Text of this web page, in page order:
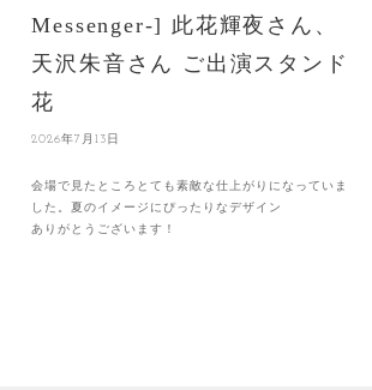
Messenger-] 此花輝夜さん、
天沢朱音さん ご出演スタンド
花
2026年7月13日
会場で見たところとても素敵な仕上がりになっていま
した。夏のイメージにぴったりなデザイン
ありがとうございます！